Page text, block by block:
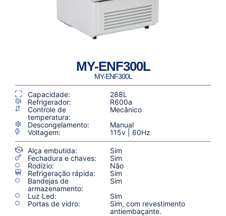
MY-ENF300L
MY-ENF300L
Capacidade:
288L
Refrigerador:
R600a
Controle de
temperatura:
Mecânico
Descongelamento:
Manual
Voltagem:
115v | 60Hz
Alça embutida:
Sim
Fechadura e chaves:
Sim
Rodízio:
Não
Refrigeração rápida:
Sim
Bandejas de
armazenamento:
Sim
Luz Led:
Sim
Portas de vidro:
Sim, com revestimento
antiembaçante.